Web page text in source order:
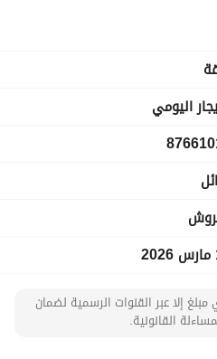
اليومي
إلا عبر القنوات الرسمية لضمان
القانونية.